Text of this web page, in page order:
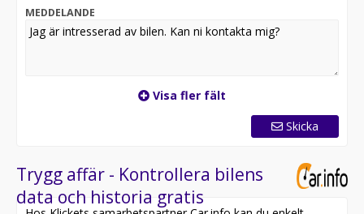
flexibla lösningar.
HEMLEVERANS I HELA SVERIGE
TRYGGHETSPAKET MED GARANTI UPP TILL 36
Alla våra bilar genomgår noggrann kontroll. Vi erbjuder
2 VECKORS GRATIS FÖRSÄKRING VID KÖP
Vi bjuder på en trygg start. Bilen levereras med 2
MEDDELANDE
Visa fler fält
Skicka
Trygg affär - Kontrollera bilens
data och historia gratis